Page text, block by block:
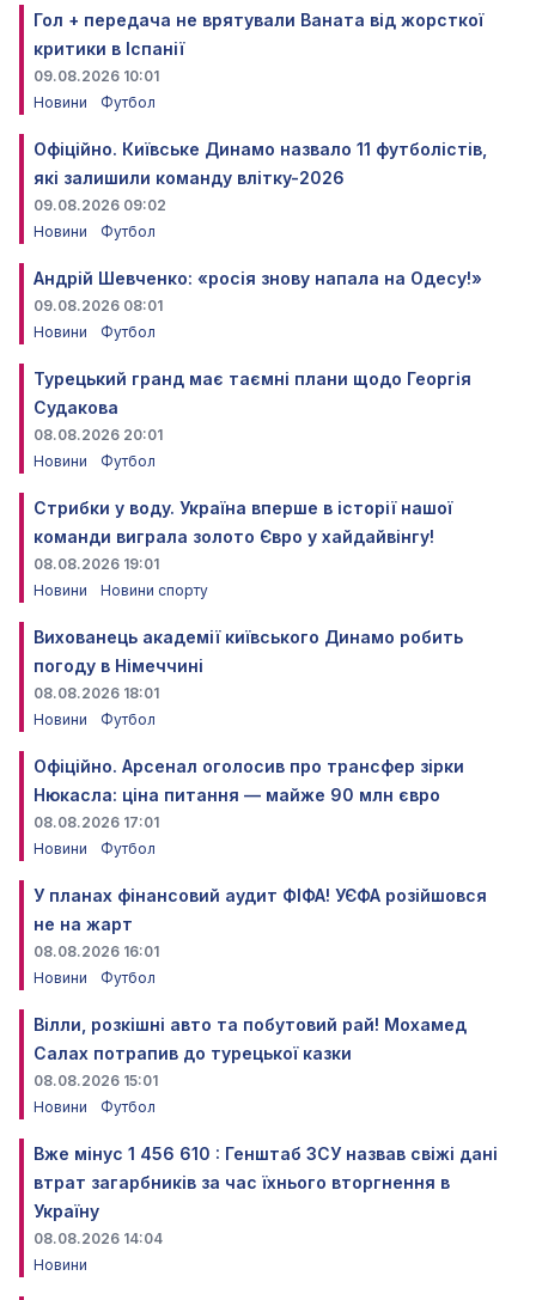
Гол + передача не врятували Ваната від жорсткої
критики в Іспанії
09.08.2026 10:01
Новини
Футбол
Офіційно. Київське Динамо назвало 11 футболістів,
які залишили команду влітку-2026
09.08.2026 09:02
Новини
Футбол
Андрій Шевченко: «росія знову напала на Одесу!»
09.08.2026 08:01
Новини
Футбол
Турецький гранд має таємні плани щодо Георгія
Судакова
08.08.2026 20:01
Новини
Футбол
Стрибки у воду. Україна вперше в історії нашої
команди виграла золото Євро у хайдайвінгу!
08.08.2026 19:01
Новини
Новини спорту
Вихованець академії київського Динамо робить
погоду в Німеччині
08.08.2026 18:01
Новини
Футбол
Офіційно. Арсенал оголосив про трансфер зірки
Нюкасла: ціна питання — майже 90 млн євро
08.08.2026 17:01
Новини
Футбол
У планах фінансовий аудит ФІФА! УЄФА розійшовся
не на жарт
08.08.2026 16:01
Новини
Футбол
Вілли, розкішні авто та побутовий рай! Мохамед
Салах потрапив до турецької казки
08.08.2026 15:01
Новини
Футбол
Вже мінус 1 456 610 : Генштаб ЗСУ назвав свіжі дані
втрат загарбників за час їхнього вторгнення в
Україну
08.08.2026 14:04
Новини